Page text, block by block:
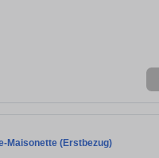
Maisonette (Erstbezug)